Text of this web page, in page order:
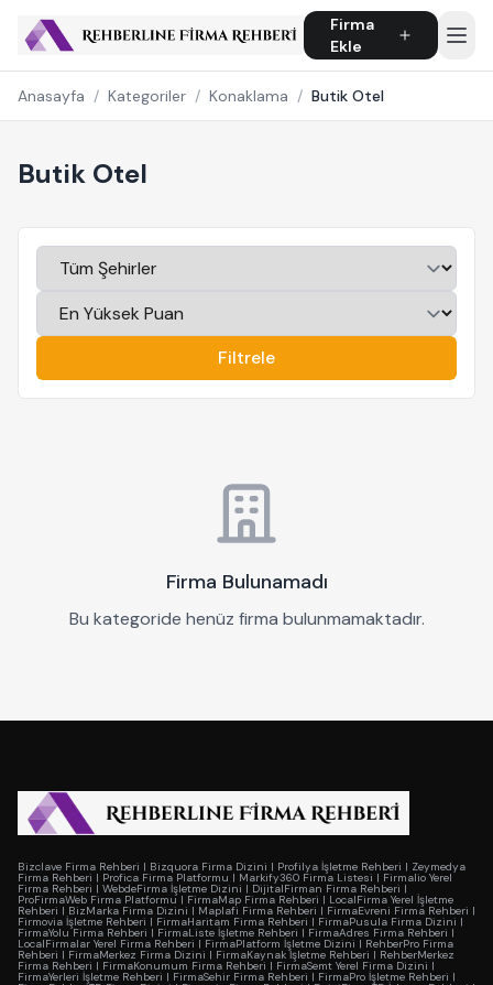
Firma
Ekle
Anasayfa / Kategoriler / Konaklama / Butik Otel
Butik Otel
Filtrele
Firma Bulunamadı
Bu kategoride henüz firma bulunmamaktadır.
Bizclave Firma Rehberi | Bizquora Firma Dizini | Profilya İşletme Rehberi | Zeymedya
Firma Rehberi | Profica Firma Platformu | Markify360 Firma Listesi | Firmalio Yerel
Firma Rehberi | WebdeFirma İşletme Dizini | DijitalFirman Firma Rehberi |
ProFirmaWeb Firma Platformu | FirmaMap Firma Rehberi | LocalFirma Yerel İşletme
Rehberi | BizMarka Firma Dizini | Maplafi Firma Rehberi | FirmaEvreni Firma Rehberi |
Firmovia İşletme Rehberi | FirmaHaritam Firma Rehberi | FirmaPusula Firma Dizini |
FirmaYolu Firma Rehberi | FirmaListe İşletme Rehberi | FirmaAdres Firma Rehberi |
LocalFirmalar Yerel Firma Rehberi | FirmaPlatform İşletme Dizini | RehberPro Firma
Rehberi | FirmaMerkez Firma Dizini | FirmaKaynak İşletme Rehberi | RehberMerkez
Firma Rehberi | FirmaKonumum Firma Rehberi | FirmaSemt Yerel Firma Dizini |
FirmaYerleri İşletme Rehberi | FirmaSehir Firma Rehberi | FirmaPro İşletme Rehberi |